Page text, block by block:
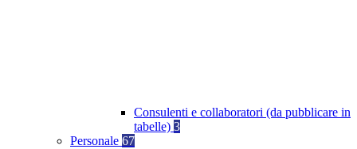
Consulenti e collaboratori (da pubblicare in
tabelle) 3
Personale 67